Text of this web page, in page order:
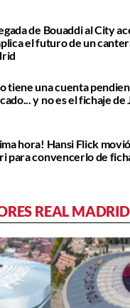
de Bouaddi al City
el futuro de un
tiene una cuenta
y no es el fichaje de
hora! Hansi Flick
para convencerlo de
REAL MADRID